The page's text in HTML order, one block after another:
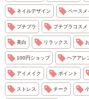
ネイルデザイン ベースメ
プチプラ プチプラコスメ
美白 リラックス
100円ショップ ヘアアレ
アイメイク ポイント
ストレス チーク